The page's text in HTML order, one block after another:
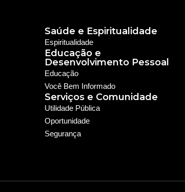
Saúde e Espiritualidade
Espiritualidade
Educação e
Desenvolvimento Pessoal
Educação
Você Bem Informado
Serviços e Comunidade
Utilidade Pública
Oportunidade
Segurança